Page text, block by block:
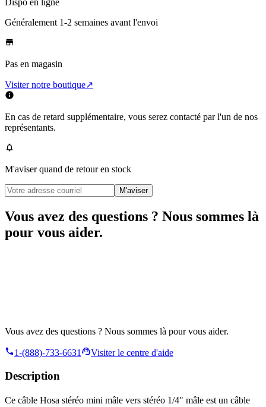
Dispo en ligne
Généralement 1-2 semaines avant l'envoi
Pas en magasin
Visiter notre boutique↗
En cas de retard supplémentaire, vous serez contacté par l'un de nos
représentants.
M'aviser quand de retour en stock
M'aviser
Vous avez des questions ? Nous sommes là
pour vous aider.
Vous avez des questions ? Nous sommes là pour vous aider.
1-(888)-733-6631 Visiter le centre d'aide
Description
Ce câble Hosa stéréo mini mâle vers stéréo 1/4" mâle est un câble